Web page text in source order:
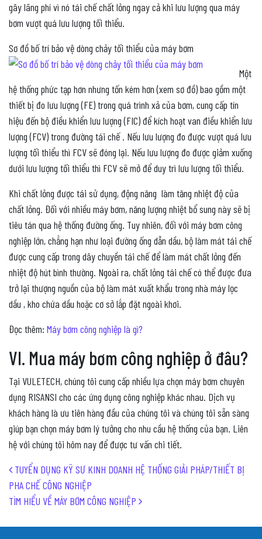
gây lãng phí vì nó tái chế chất lỏng ngay cả khi lưu lượng qua máy
bơm vượt quá lưu lượng tối thiểu.
Sơ đồ bố trí bảo vệ dòng chảy tối thiểu của máy bơm
Một
hệ thống phức tạp hơn nhưng tốn kém hơn (xem sơ đồ) bao gồm một
thiết bị đo lưu lượng (FE) trong quá trình xả của bơm, cung cấp tín
hiệu đến bộ điều khiển lưu lượng (FIC) để kích hoạt van điều khiển lưu
lượng (FCV) trong đường tái chế . Nếu lưu lượng đo được vượt quá lưu
lượng tối thiểu thì FCV sẽ đóng lại. Nếu lưu lượng đo được giảm xuống
dưới lưu lượng tối thiểu thì FCV sẽ mở để duy trì lưu lượng tối thiểu.
Khi chất lỏng được tái sử dụng, động năng làm tăng nhiệt độ của
chất lỏng. Đối với nhiều máy bơm, năng lượng nhiệt bổ sung này sẽ bị
tiêu tán qua hệ thống đường ống. Tuy nhiên, đối với máy bơm công
nghiệp lớn, chẳng hạn như loại đường ống dẫn dầu, bộ làm mát tái chế
được cung cấp trong dây chuyền tái chế để làm mát chất lỏng đến
nhiệt độ hút bình thường. Ngoài ra, chất lỏng tái chế có thể được đưa
trở lại thượng nguồn của bộ làm mát xuất khẩu trong nhà máy lọc
dầu , kho chứa dầu hoặc cơ sở lắp đặt ngoài khơi.
Đọc thêm: Máy bơm công nghiệp là gì?
VI. Mua máy bơm công nghiệp ở đâu?
Tại VULETECH, chúng tôi cung cấp nhiều lựa chọn máy bơm chuyên
dụng RISANSI cho các ứng dụng công nghiệp khác nhau. Dịch vụ
khách hàng là ưu tiên hàng đầu của chúng tôi và chúng tôi sẵn sàng
giúp bạn chọn máy bơm lý tưởng cho nhu cầu hệ thống của bạn. Liên
hệ với chúng tôi hôm nay để được tư vấn chi tiết.
Post navigation
TUYỂN DỤNG KỸ SƯ KINH DOANH HỆ THỐNG GIẢI PHÁP/THIẾT BỊ
PHA CHẾ CÔNG NGHIỆP
TÌM HIỂU VỀ MÁY BƠM CÔNG NGHIỆP